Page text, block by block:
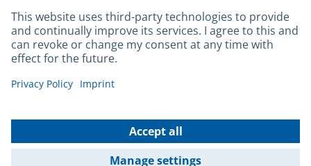
Gebärdensprache
Datenschutz
Kontakt
© 2026 Portal München Betriebs GmbH & Co. KG - Ein Service der
Landeshauptstadt München und der Stadtwerke München GmbH